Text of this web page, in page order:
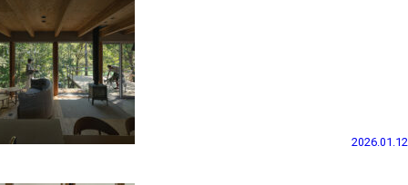
2026.01.12